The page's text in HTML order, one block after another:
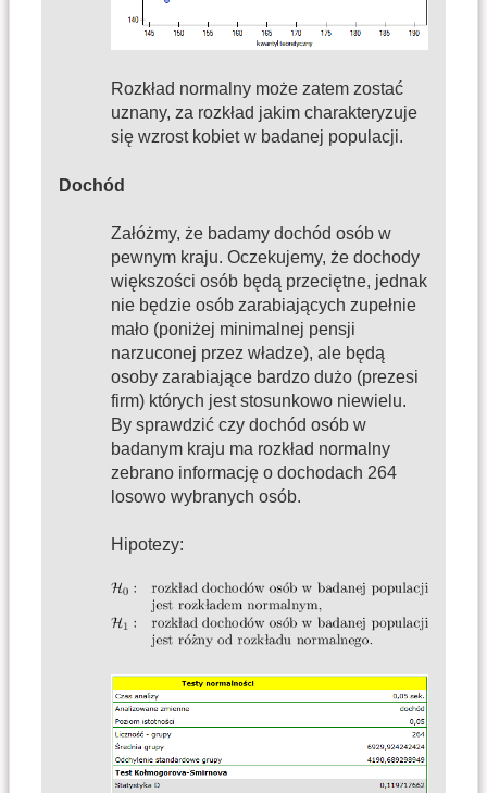
Rozkład normalny może zatem zostać
uznany, za rozkład jakim charakteryzuje
się wzrost kobiet w badanej populacji.
Dochód
Załóżmy, że badamy dochód osób w
pewnym kraju. Oczekujemy, że dochody
większości osób będą przeciętne, jednak
nie będzie osób zarabiających zupełnie
mało (poniżej minimalnej pensji
narzuconej przez władze), ale będą
osoby zarabiające bardzo dużo (prezesi
firm) których jest stosunkowo niewielu.
By sprawdzić czy dochód osób w
badanym kraju ma rozkład normalny
zebrano informację o dochodach 264
losowo wybranych osób.
Hipotezy: